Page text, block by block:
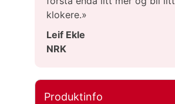
klokere.»
Leif Ekle
NRK
Produktinfo